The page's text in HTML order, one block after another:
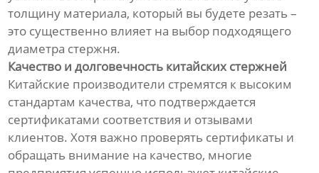
толщину материала, который вы будете резать –
это существенно влияет на выбор подходящего
диаметра стержня.
Качество и долговечность китайских стержней
Китайские производители стремятся к высоким
стандартам качества, что подтверждается
сертификатами соответствия и отзывами
клиентов. Хотя важно проверять сертификаты и
обращать внимание на качество, многие